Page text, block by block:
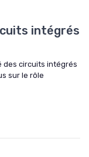
intégrés
des circuits intégrés
sur le rôle